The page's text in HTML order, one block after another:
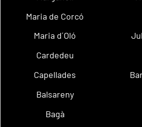
Maria de Corcó
Maria d´Oló
Cardedeu
Capellades
Balsareny
Bagà